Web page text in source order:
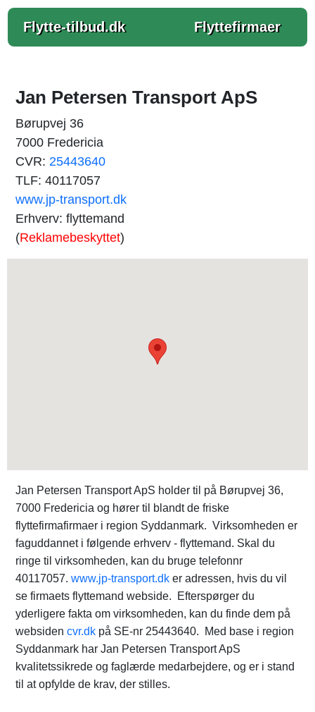
Flytte-tilbud.dk Flyttefirmaer
Jan Petersen Transport ApS
Børupvej 36
7000 Fredericia
CVR: 25443640
TLF: 40117057
www.jp-transport.dk
Erhverv: flyttemand
(Reklamebeskyttet)
Jan Petersen Transport ApS holder til på Børupvej 36,
7000 Fredericia og hører til blandt de friske
flyttefirmafirmaer i region Syddanmark. Virksomheden er
faguddannet i følgende erhverv - flyttemand. Skal du
ringe til virksomheden, kan du bruge telefonnr
40117057. www.jp-transport.dk er adressen, hvis du vil
se firmaets flyttemand webside. Efterspørger du
yderligere fakta om virksomheden, kan du finde dem på
websiden cvr.dk på SE-nr 25443640. Med base i region
Syddanmark har Jan Petersen Transport ApS
kvalitetssikrede og faglærde medarbejdere, og er i stand
til at opfylde de krav, der stilles.